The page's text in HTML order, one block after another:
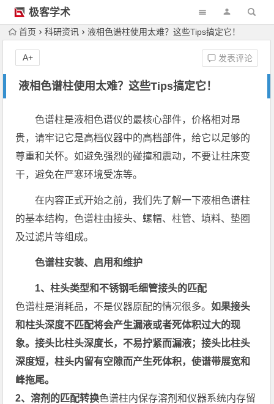
极客学术
首页 科研资讯 液相色谱柱使用太难？这些Tips搞定它！
液相色谱柱使用太难？这些Tips搞定它！
发表评论
A+
色谱柱是液相色谱仪的最核心部件，价格相对昂
贵，请牢记它是高档仪器中的高档部件，给它以足够的
尊重和关怀。如避免强烈的碰撞和震动，不要让柱床变
干，避免在严寒环境受冻等。
在内容正式开始之前，我们先了解一下液相色谱柱
的基本结构，色谱柱由接头、螺帽、柱管、填料、垫圈
及过滤片等组成。
色谱柱安装、启用和维护
1、柱头类型和不锈钢毛细管接头的匹配
色谱柱是消耗品，不是仪器原配的情况很多。如果接头
和柱头深度不匹配将会产生漏液或者死体积过大的现
象。接头比柱头深度长，不易拧紧而漏液；接头比柱头
深度短，柱头内留有空隙而产生死体积，使谱带展宽和
峰拖尾。
2、溶剂的匹配转换色谱柱内保存溶剂和仪器系统内存留